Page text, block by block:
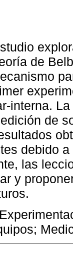
de
interna.
de
debido
las
y